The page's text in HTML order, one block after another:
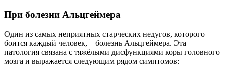
При болезни Альцгеймера
Один из самых неприятных старческих недугов, которого
боится каждый человек, – болезнь Альцгеймера. Эта
патология связана с тяжёлыми дисфункциями коры головного
мозга и выражается следующим рядом симптомов: